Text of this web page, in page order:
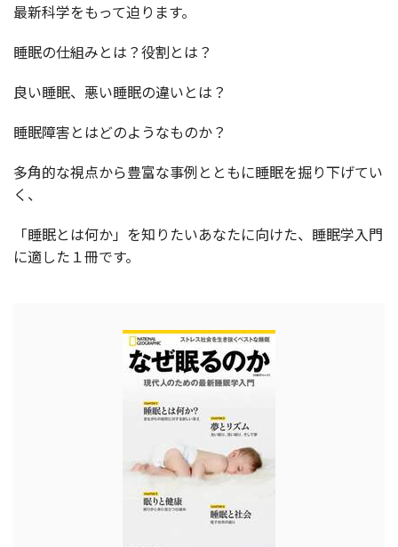
最新科学をもって迫ります。
睡眠の仕組みとは？役割とは？
良い睡眠、悪い睡眠の違いとは？
睡眠障害とはどのようなものか？
多角的な視点から豊富な事例とともに睡眠を掘り下げてい
く、
「睡眠とは何か」を知りたいあなたに向けた、睡眠学入門
に適した１冊です。